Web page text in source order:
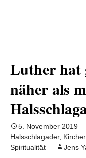
Luther hat
näher als
5. November 2019
Halsschlagader,
Spiritualität
Jens